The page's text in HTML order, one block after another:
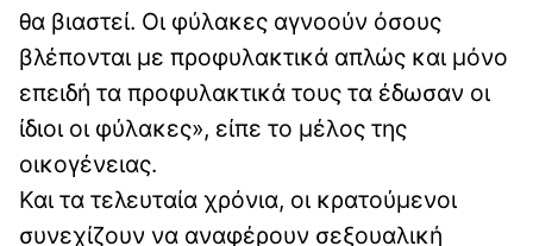
θα βιαστεί. Οι φύλακες αγνοούν όσους
βλέπονται με προφυλακτικά απλώς και μόνο
επειδή τα προφυλακτικά τους τα έδωσαν οι
ίδιοι οι φύλακες», είπε το μέλος της
οικογένειας.
Και τα τελευταία χρόνια, οι κρατούμενοι
συνεχίζουν να αναφέρουν σεξουαλική